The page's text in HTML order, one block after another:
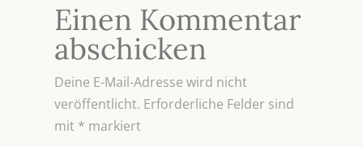
Einen Kommentar
abschicken
Deine E-Mail-Adresse wird nicht
veröffentlicht. Erforderliche Felder sind
mit * markiert